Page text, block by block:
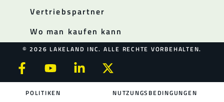
Vertriebspartner
Wo man kaufen kann
© 2026 LAKELAND INC. ALLE RECHTE VORBEHALTEN.
POLITIKEN NUTZUNGSBEDINGUNGEN